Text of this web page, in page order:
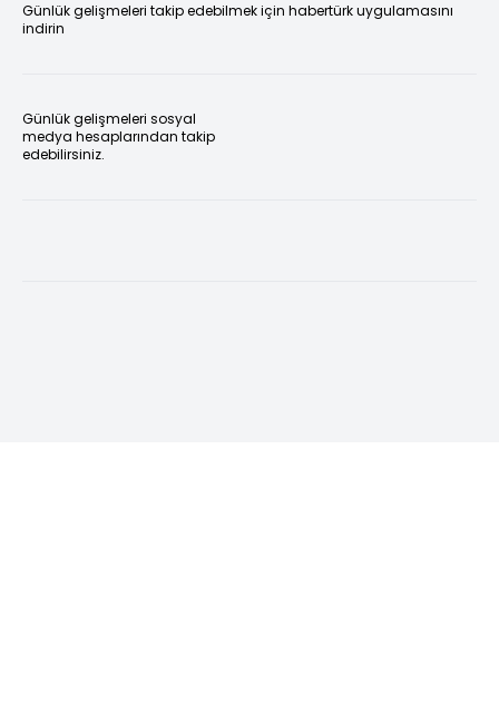
Günlük gelişmeleri takip edebilmek için habertürk uygulamasını
indirin
Günlük gelişmeleri sosyal
medya hesaplarından takip
edebilirsiniz.